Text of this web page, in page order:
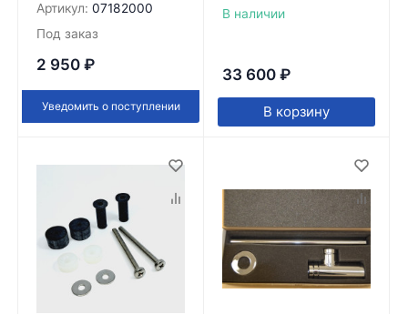
Артикул: 07182000
Под заказ
2 950 ₽
Уведомить о поступлении
В наличии
33 600 ₽
В корзину